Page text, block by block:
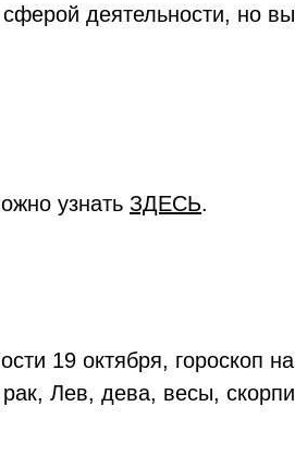
деятельности, но
узнать ЗДЕСЬ.
19 октября, гороскоп
Лев, дева, весы,